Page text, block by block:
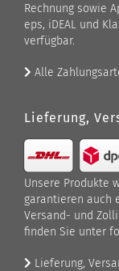
Rechnung sowie
eps, iDEAL und
verfügbar.
Alle
Lieferung,
Unsere Produkte
garantieren auch
Versand- und
finden Sie unter
Lieferung,